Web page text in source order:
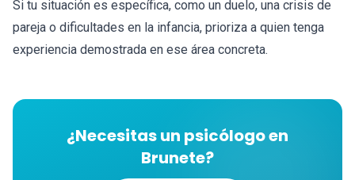
Si tu situación es específica, como un duelo, una crisis de
pareja o dificultades en la infancia, prioriza a quien tenga
experiencia demostrada en ese área concreta.
¿Necesitas un psicólogo en
Brunete?